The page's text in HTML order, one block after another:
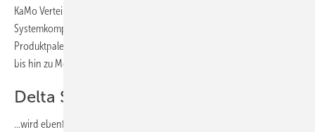
KaMo Verteilersysteme zählt zu den führenden Herstellern von
Systemkomponenten der Verteilertechnik für Heizen und Kühlen. Die
Produktpalette reicht von Heizkreisverteilern über Verteilerstationen
bis hin zu Mess- und Regelstationen und Regelungstechnik.
Delta Systemtechnik...
...wird ebenfalls mit dem bestehenden Mitarbeiterstamm unter der